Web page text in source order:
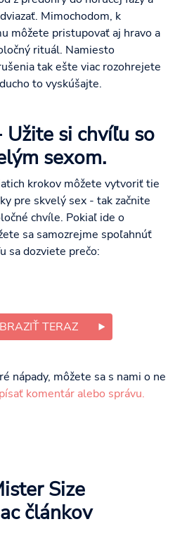
Mimochodom, k
môžete pristupovať aj hravo a
rituál. Namiesto
tak ešte viac rozohrejete
to vyskúšajte.
Užite si chvíľu so
sexom.
krokov môžete vytvoriť tie
pre skvelý sex - tak začnite
chvíle. Pokiaľ ide o
sa samozrejme spoľahnúť
sa dozviete prečo:
TERAZ
nápady, môžete sa s nami o ne
komentár alebo správu.
Size
článkov